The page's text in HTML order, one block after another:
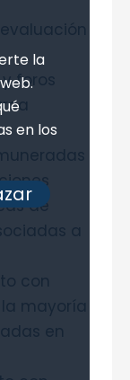
foros
de
a
la
en los